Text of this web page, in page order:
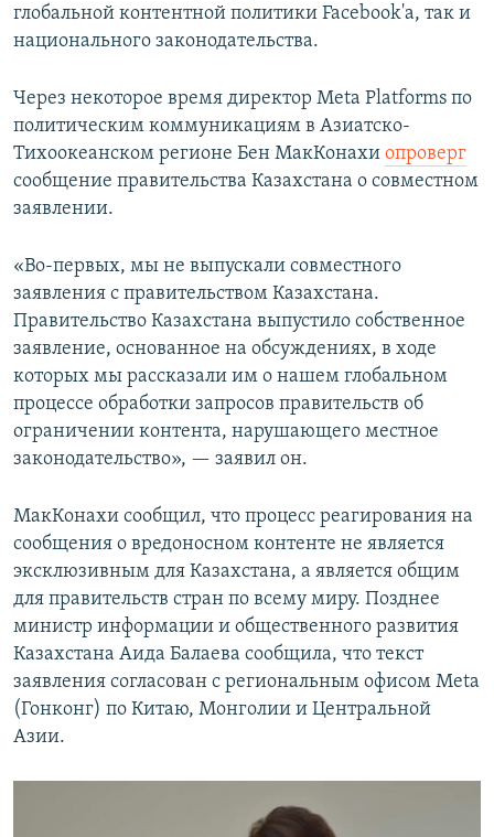
глобальной контентной политики Facebook'а, так и
национального законодательства.
Через некоторое время директор Meta Platforms по
политическим коммуникациям в Азиатско-
Тихоокеанском регионе Бен МакКонахи опроверг
сообщение правительства Казахстана о совместном
заявлении.
«Во-первых, мы не выпускали совместного
заявления с правительством Казахстана.
Правительство Казахстана выпустило собственное
заявление, основанное на обсуждениях, в ходе
которых мы рассказали им о нашем глобальном
процессе обработки запросов правительств об
ограничении контента, нарушающего местное
законодательство», — заявил он.
МакКонахи сообщил, что процесс реагирования на
сообщения о вредоносном контенте не является
эксклюзивным для Казахстана, а является общим
для правительств стран по всему миру. Позднее
министр информации и общественного развития
Казахстана Аида Балаева сообщила, что текст
заявления согласован с региональным офисом Meta
(Гонконг) по Китаю, Монголии и Центральной
Азии.